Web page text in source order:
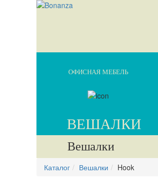
ОФИСНАЯ МЕБЕЛЬ
ВЕШАЛКИ
Вешалки
Каталог Вешалки Hook